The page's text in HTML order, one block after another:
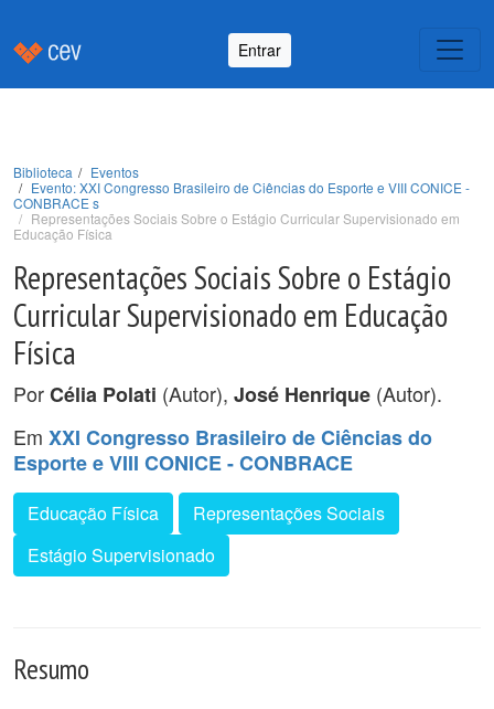
Entrar
Biblioteca
Eventos
Evento: XXI Congresso Brasileiro de Ciências do Esporte e VIII CONICE -
CONBRACE s
Representações Sociais Sobre o Estágio Curricular Supervisionado em
Educação Física
Representações Sociais Sobre o Estágio
Curricular Supervisionado em Educação
Física
PorCélia Polati (Autor), José Henrique (Autor).
Em XXI Congresso Brasileiro de Ciências do
Esporte e VIII CONICE - CONBRACE
Educação Física
Representações Sociais
Estágio Supervisionado
Resumo